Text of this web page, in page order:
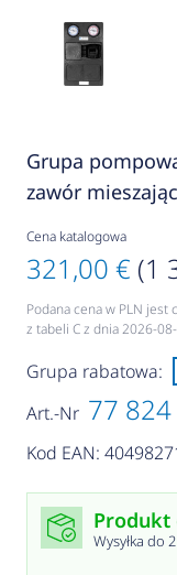
Grupa
zawór
Cena katalogowa
321,00 € (1
Podana cena w PLN
z tabeli C z dnia 2026-
Art.-Nr 77 824
Kod EAN:
Grupa rabatowa:
Produkt
Wysyłka do